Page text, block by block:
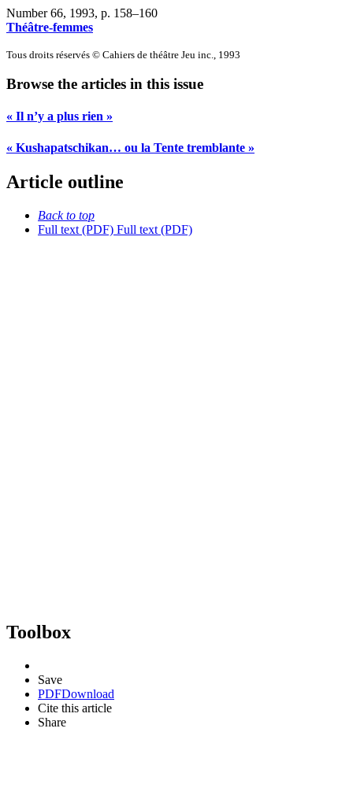
Number 66, 1993, p. 158–160
Théâtre-femmes
Tous droits réservés © Cahiers de théâtre Jeu inc., 1993
Browse the articles in this issue
« Il n’y a plus rien »
« Kushapatschikan… ou la Tente tremblante »
Article outline
Back to top
Full text (PDF) Full text (PDF)
Toolbox
Save
PDFDownload
Cite this article
Share